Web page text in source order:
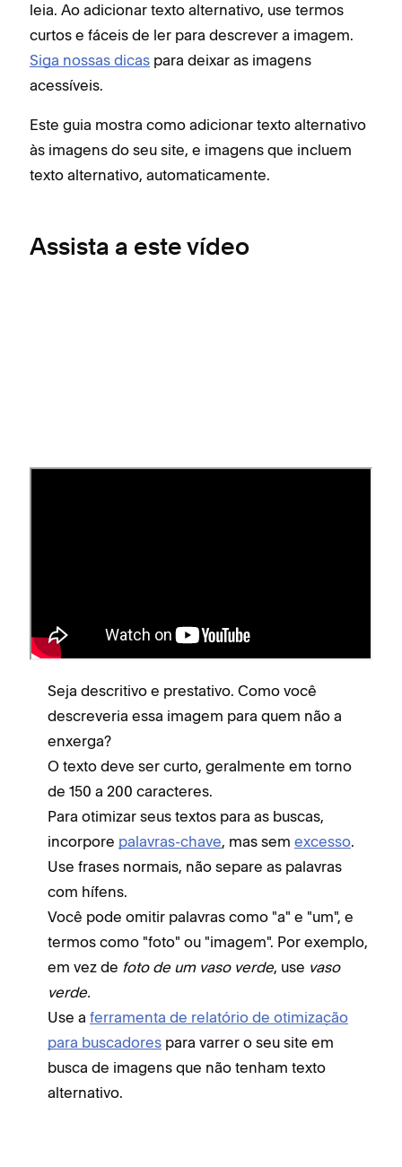
leia. Ao adicionar texto alternativo, use termos
curtos e fáceis de ler para descrever a imagem.
Siga nossas dicas para deixar as imagens
acessíveis.
Este guia mostra como adicionar texto alternativo
às imagens do seu site, e imagens que incluem
texto alternativo, automaticamente.
Assista a este vídeo
leitores de tela assistivos ou que têm imagens
desativadas no browser. Lembre-se:
Seja descritivo e prestativo. Como você
descreveria essa imagem para quem não a
enxerga?
O texto deve ser curto, geralmente em torno
de 150 a 200 caracteres.
Para otimizar seus textos para as buscas,
incorpore palavras-chave, mas sem excesso.
Use frases normais, não separe as palavras
com hífens.
Você pode omitir palavras como "a" e "um", e
termos como "foto" ou "imagem". Por exemplo,
em vez de foto de um vaso verde, use vaso
verde.
Use a ferramenta de relatório de otimização
para buscadores para varrer o seu site em
busca de imagens que não tenham texto
alternativo.